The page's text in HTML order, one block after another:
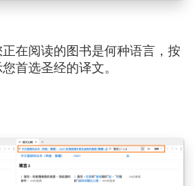
在阅读的图书是何种语言，按
首选圣经的译文。